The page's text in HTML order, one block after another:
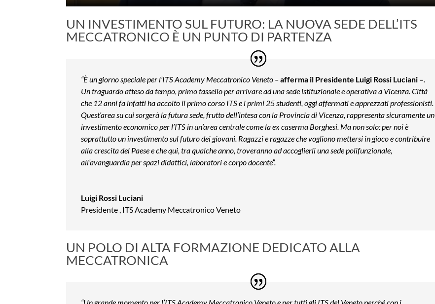
UN INVESTIMENTO SUL FUTURO: LA NUOVA SEDE DELL’ITS
MECCATRONICO È UN PUNTO DI PARTENZA
“È un giorno speciale per l’ITS Academy Meccatronico Veneto –afferma il Presidente Luigi Rossi Luciani –
Un traguardo atteso da tempo, primo tassello per arrivare ad una sede istituzionale e operativa a Vicenza. Città
che 12 anni fa infatti ha accolto il primo corso ITS e i primi 25 studenti, oggi affermati e apprezzati professionisti.
Quest’area su cui sorgerà la futura sede, frutto dell’intesa con la Provincia di Vicenza, rappresenta sicuramente un
investimento economico per l’ITS in un’area centrale come la ex caserma Borghesi. Ma non solo: per noi è
soprattutto un investimento sul futuro dei giovani. Ragazzi e ragazze che vogliono mettersi in gioco e contribuire
alla crescita del Paese e che qui, tra qualche anno, troveranno ad accoglierli una sede polifunzionale,
all’avanguardia per spazi didattici, laboratori e corpo docente”.
Luigi Rossi Luciani
Presidente ITS Academy Meccatronico Veneto
UN POLO DI ALTA FORMAZIONE DEDICATO ALLA
MECCATRONICA